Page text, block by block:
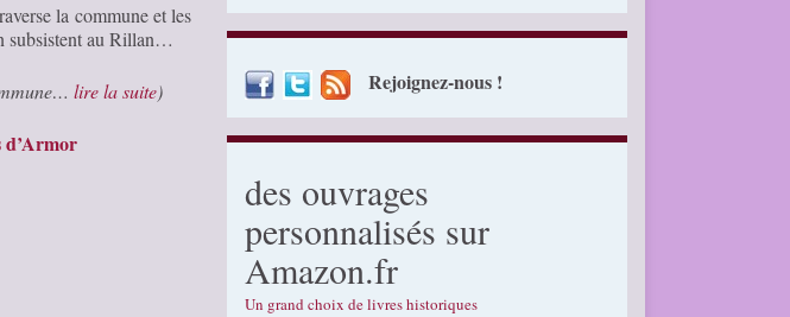
la commune et les
subsistent au Rillan…
lire la suite)
d’Armor
Rejoignez-nous !
des ouvrages
personnalisés sur
Amazon.fr
Un grand choix de livres historiques